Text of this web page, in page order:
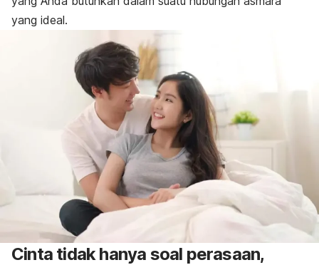
yang ideal.
Cinta tidak hanya soal perasaan,